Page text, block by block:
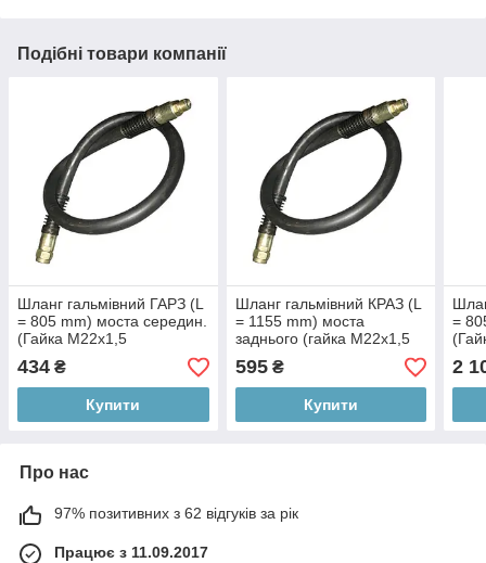
Подібні товари компанії
Шланг гальмівний ГАРЗ (L
= 805 mm) моста середин.
(Гайка М22х1,5
бол.штуцер К3/8") (Арт.
250-3506086)
434 ₴
Купити
Шланг гальмівний КРАЗ (L
= 1155 mm) моста
заднього (гайка М22х1,5
бол.штуцер К3/8") (Арт.
250-3506085-10)
595₴
Купити
=
2
Про нас
97% позитивних з 62 відгуків за рік
Працює з 11.09.2017